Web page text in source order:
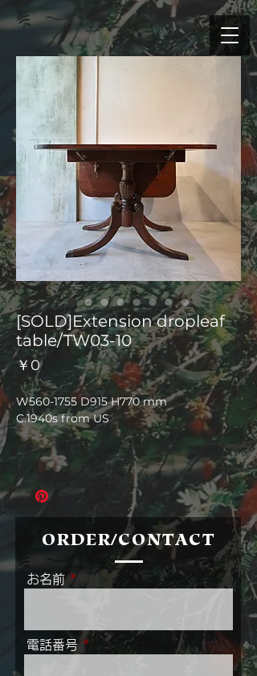
[SOLD]Extension dropleaf
table/TW03-10
￥0価
格
W560-1755 D915 H770 mm
C.1940s from US
ORDER/CONTACT
お名前
電話番号